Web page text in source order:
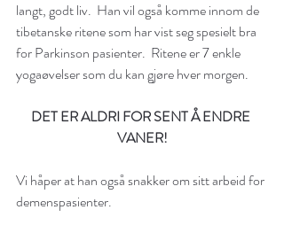
langt, godt liv.  Han vil også komme innom de
tibetanske ritene som har vist seg spesielt bra
for Parkinson pasienter.  Ritene er 7 enkle
yogaøvelser som du kan gjøre hver morgen.
DET ER ALDRI FOR SENT Å ENDRE
VANER!
Vi håper at han også snakker om sitt arbeid for
demenspasienter.